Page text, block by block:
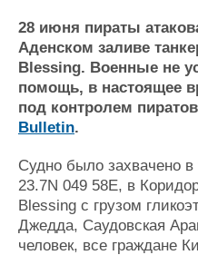
Еще
Судостроение
Пульс
Новости
Компании
Работа
Крюинг
Журнал
Реклама
28 июня пираты
Аденском заливе
Blessing. Военные не
помощь, в настоящее
под контролем
Bulletin.
Судно было захвачено в
23.7N 049 58E, в
Blessing с грузом
Джедда, Саудовская
человек, все граждане